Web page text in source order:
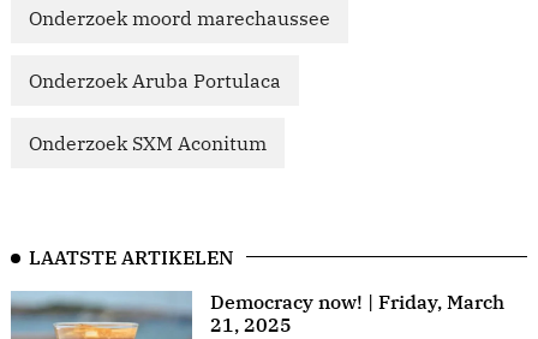
Onderzoek moord marechaussee
Onderzoek Aruba Portulaca
Onderzoek SXM Aconitum
LAATSTE ARTIKELEN
Democracy now! | Friday, March
21, 2025